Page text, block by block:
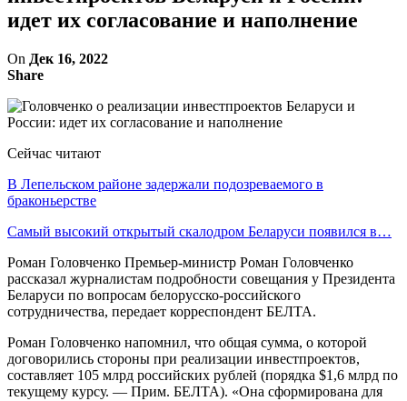
идет их согласование и наполнение
On Дек 16, 2022
Share
Сейчас читают
В Лепельском районе задержали подозреваемого в
браконьерстве
Самый высокий открытый скалодром Беларуси появился в…
Роман Головченко Премьер-министр Роман Головченко
рассказал журналистам подробности совещания у Президента
Беларуси по вопросам белорусско-российского
сотрудничества, передает корреспондент БЕЛТА.
Роман Головченко напомнил, что общая сумма, о которой
договорились стороны при реализации инвестпроектов,
составляет 105 млрд российских рублей (порядка $1,6 млрд по
текущему курсу. — Прим. БЕЛТА). «Она сформирована для